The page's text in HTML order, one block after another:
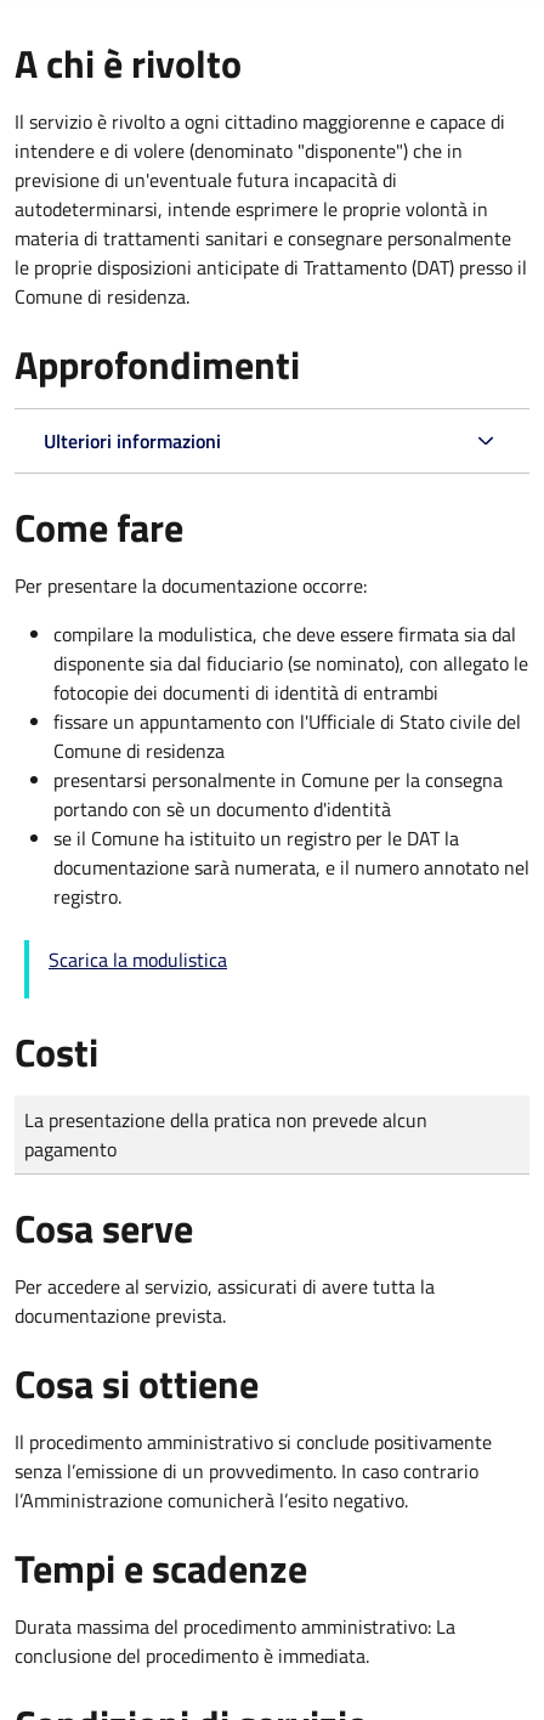
A chi è rivolto
Il servizio è rivolto a ogni cittadino maggiorenne e capace di
intendere e di volere (denominato "disponente") che in
previsione di un'eventuale futura incapacità di
autodeterminarsi, intende esprimere le proprie volontà in
materia di trattamenti sanitari e consegnare personalmente
le proprie disposizioni anticipate di Trattamento (DAT) presso il
Comune di residenza.
Approfondimenti
Ulteriori informazioni
Come fare
Per presentare la documentazione occorre:
compilare la modulistica, che deve essere firmata sia dal
disponente sia dal fiduciario (se nominato), con allegato le
fotocopie dei documenti di identità di entrambi
fissare un appuntamento con l'Ufficiale di Stato civile del
Comune di residenza
presentarsi personalmente in Comune per la consegna
portando con sè un documento d'identità
se il Comune ha istituito un registro per le DAT la
documentazione sarà numerata, e il numero annotato nel
registro.
Scarica la modulistica
Costi
Tipo di pagamento
Importo
La presentazione della pratica non prevede alcun
pagamento
Cosa serve
Per accedere al servizio, assicurati di avere tutta la
documentazione prevista.
Cosa si ottiene
Il procedimento amministrativo si conclude positivamente
senza l’emissione di un provvedimento. In caso contrario
l’Amministrazione comunicherà l’esito negativo.
Tempi e scadenze
Durata massima del procedimento amministrativo: La
conclusione del procedimento è immediata.